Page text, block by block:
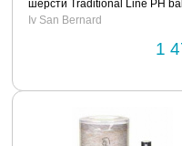
шерсти Traditional Line РН
Iv San Bernard
1